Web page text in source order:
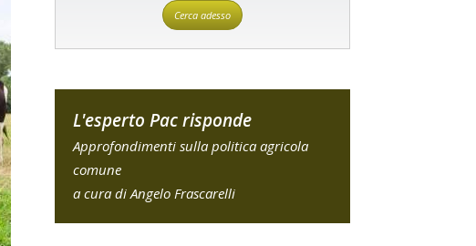
Cerca adesso
L'esperto Pac risponde
Approfondimenti sulla politica agricola
comune
a cura di Angelo Frascarelli